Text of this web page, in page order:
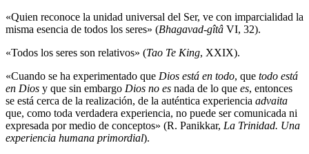
«Quien reconoce la unidad universal del Ser, ve con imparcialidad la
misma esencia de todos los seres» (Bhagavad-gîtâ VI, 32).
«Todos los seres son relativos» (Tao Te King, XXIX).
«Cuando se ha experimentado que Dios está en todo, que todo está
en Dios y que sin embargo Dios no es nada de lo que es, entonces
se está cerca de la realización, de la auténtica experiencia advaita
que, como toda verdadera experiencia, no puede ser comunicada ni
expresada por medio de conceptos» (R. Panikkar, La Trinidad. Una
experiencia humana primordial).